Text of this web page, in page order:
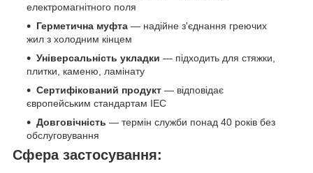
електромагнітного поля
Герметична муфта — надійне з'єднання греючих
жил з холодним кінцем
Універсальність укладки — підходить для стяжки,
плитки, каменю, ламінату
Сертифікований продукт — відповідає
європейським стандартам IEC
Довговічність — термін служби понад 40 років без
обслуговування
Сфера застосування: